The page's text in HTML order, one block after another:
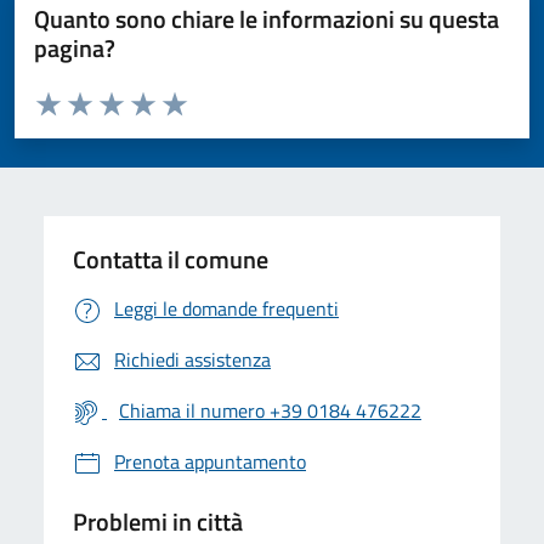
Quanto sono chiare le informazioni su questa
pagina?
Valuta da 1 a 5 stelle la pagina
Valuta 5 stelle su 5
Valuta 4 stelle su 5
Valuta 3 stelle su 5
Valuta 2 stelle su 5
Valuta 1 stelle su 5
Contatta il comune
Leggi le domande frequenti
Richiedi assistenza
Chiama il numero +39 0184 476222
Prenota appuntamento
Problemi in città